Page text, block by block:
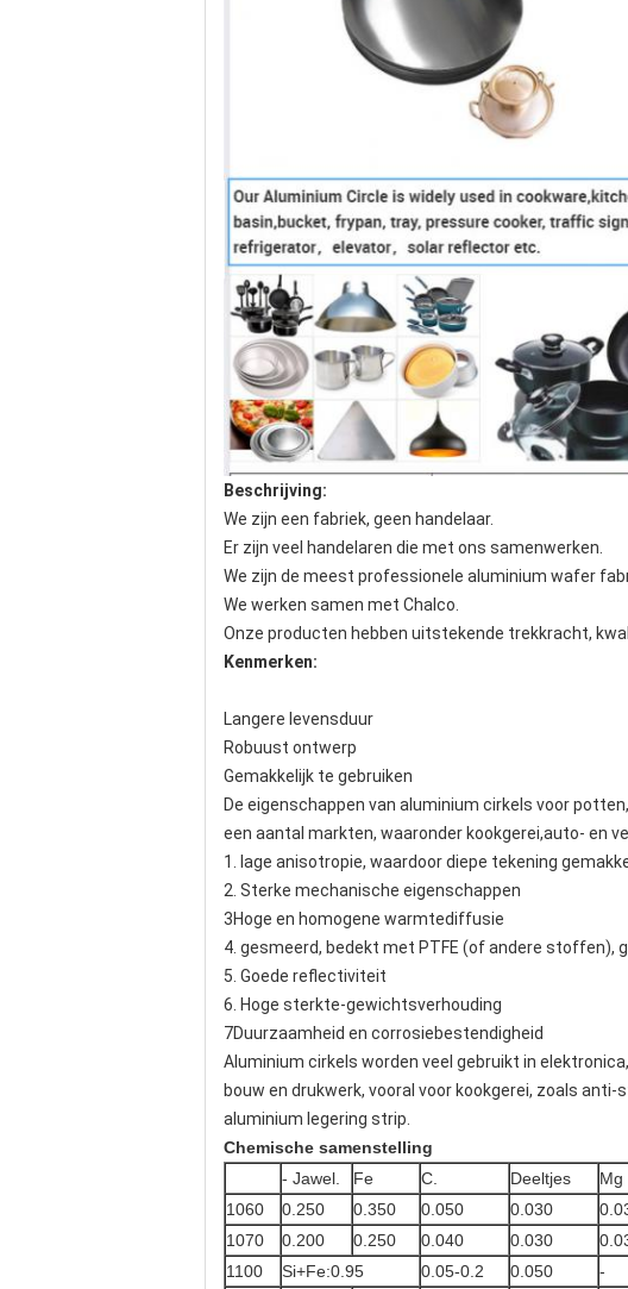
Beschrijving:
We zijn een fabriek, geen handelaar.
Er zijn veel handelaren die met ons samenwerken.
We zijn de meest professionele aluminium wafer
We werken samen met Chalco.
Onze producten hebben uitstekende trekkracht,
Kenmerken:
Langere levensduur
Robuust ontwerp
Gemakkelijk te gebruiken
De eigenschappen van aluminium cirkels voor
een aantal markten, waaronder kookgerei,auto- en
1. lage anisotropie, waardoor diepe tekening
2. Sterke mechanische eigenschappen
3Hoge en homogene warmtediffusie
4. gesmeerd, bedekt met PTFE (of andere stoffen),
5. Goede reflectiviteit
6. Hoge sterkte-gewichtsverhouding
7Duurzaamheid en corrosiebestendigheid
Aluminium cirkels worden veel gebruikt in
bouw en drukwerk, vooral voor kookgerei, zoals
aluminium legering strip.
Chemische samenstelling
- Jawel.
Fe C. Deeltjes Mg
1060
0.250 0.350 0.050 0.030
1070
0.200 0.250 0.040 0.030
1100
Si+Fe:0.95 0.05-0.2 0.050 -